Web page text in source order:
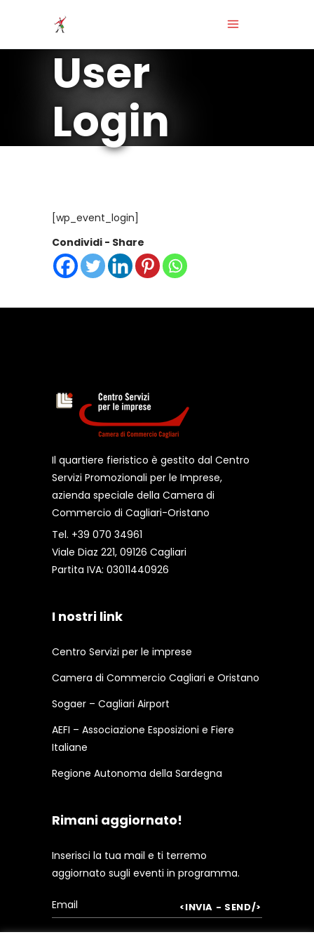
User
Login
[wp_event_login]
Condividi - Share
Il quartiere fieristico è gestito dal Centro
Servizi Promozionali per le Imprese,
azienda speciale della Camera di
Commercio di Cagliari-Oristano
Tel. +39 070 34961
Viale Diaz 221, 09126 Cagliari
Partita IVA: 03011440926
I nostri link
Centro Servizi per le imprese
Camera di Commercio Cagliari e Oristano
Sogaer – Cagliari Airport
AEFI – Associazione Esposizioni e Fiere
Italiane
Regione Autonoma della Sardegna
Rimani aggiornato!
Inserisci la tua mail e ti terremo
aggiornato sugli eventi in programma.